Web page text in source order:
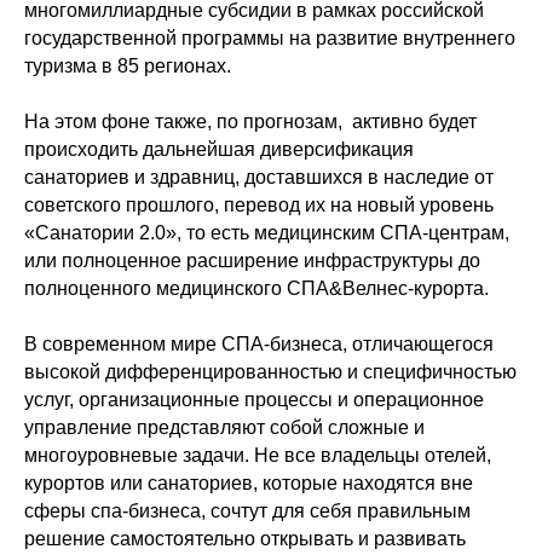
многомиллиардные субсидии в рамках российской
государственной программы на развитие внутреннего
туризма в 85 регионах.
На этом фоне также, по прогнозам, активно будет
происходить дальнейшая диверсификация
санаториев и здравниц, доставшихся в наследие от
советского прошлого, перевод их на новый уровень
«Санатории 2.0», то есть медицинским СПА-центрам,
или полноценное расширение инфраструктуры до
полноценного медицинского СПА&Велнес-курорта.
В современном мире СПА-бизнеса, отличающегося
высокой дифференцированностью и специфичностью
услуг, организационные процессы и операционное
управление представляют собой сложные и
многоуровневые задачи. Не все владельцы отелей,
курортов или санаториев, которые находятся вне
сферы спа-бизнеса, сочтут для себя правильным
решение самостоятельно открывать и развивать